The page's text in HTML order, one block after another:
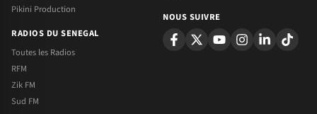
Pikini Production
RADIOS DU SENEGAL
Toutes les Radios
RFM
Zik FM
Sud FM
NOUS SUIVRE